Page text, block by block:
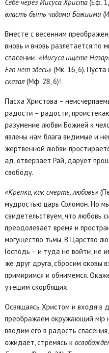
Себе через Иисуса Христа (Еф.
власть быть чадами Божиими
Вместе с весенним
вновь и вновь разлетается по
спасении: «Иисуса ищете
Его нет здесь» (Мк. 16, 6). Пуста
сказал (Мф. 28, 6)!
Пасха Христова –
радости – радости,
разумение любви Божией к
явлены нам блага видимые и
жертвенной любви
ад, отверзает Рай, дарует
свободу.
«Крепка, как смерть, любовь»
мудростью царь Соломон. Но
свидетельствуем, что любовь
преодолевает время и
могущество тьмы. В Царство
Господь – и туда не войти, не
же друг друга, сбросим оковы
примиримся и обнимемся.
утешим скорбящих.
Освящаясь Христом и входя в
преображаем окружающий мiр
вводим его в радость
ожидает, стремясь к